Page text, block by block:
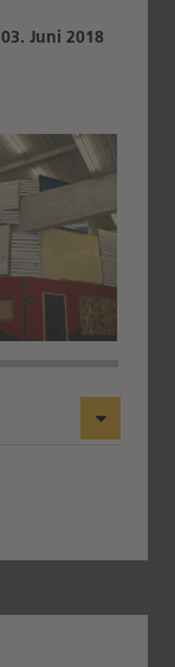
Juni 2018